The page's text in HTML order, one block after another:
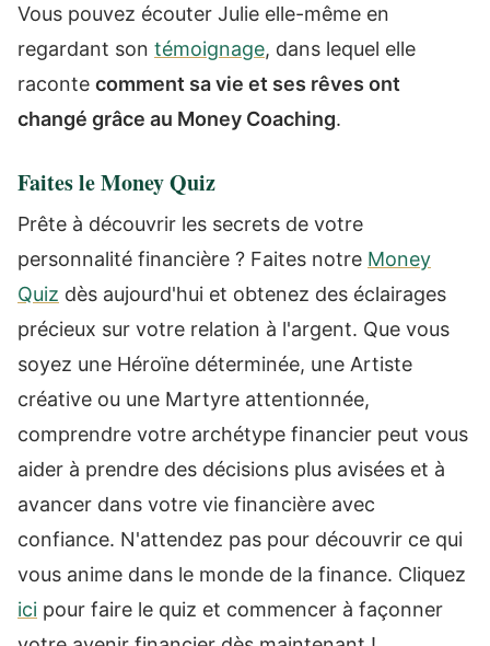
Vous pouvez écouter Julie elle-même en
regardant son témoignage, dans lequel elle
raconte comment sa vie et ses rêves ont
changé grâce au Money Coaching.
Faites le Money Quiz
Prête à découvrir les secrets de votre
personnalité financière ? Faites notre Money
Quiz dès aujourd'hui et obtenez des éclairages
précieux sur votre relation à l'argent. Que vous
soyez une Héroïne déterminée, une Artiste
créative ou une Martyre attentionnée,
comprendre votre archétype financier peut vous
aider à prendre des décisions plus avisées et à
avancer dans votre vie financière avec
confiance. N'attendez pas pour découvrir ce qui
vous anime dans le monde de la finance. Cliquez
ici pour faire le quiz et commencer à façonner